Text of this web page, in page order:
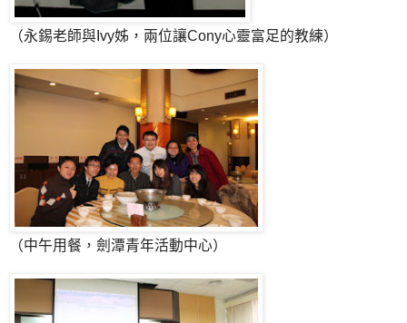
（永錫老師與Ivy姊，兩位讓Cony心靈富足的教練）
（中午用餐，劍潭青年活動中心）